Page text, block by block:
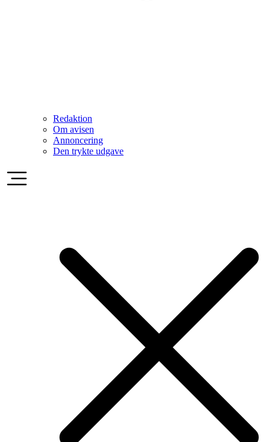
Redaktion
Om avisen
Annoncering
Den trykte udgave